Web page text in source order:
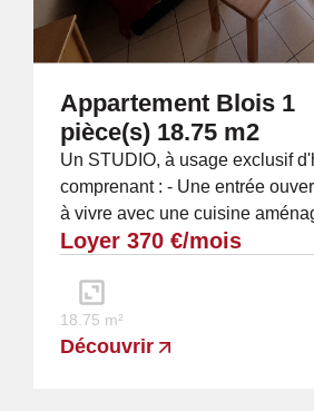
Appartement Blois 1
pièce(s) 18.75 m2
Un STUDIO, à usage exclusif
comprenant : - Une entrée
à vivre avec une cuisine
d'une plaque, un frigidaire et
Loyer 370 €/mois
18.75 m²
Découvrir